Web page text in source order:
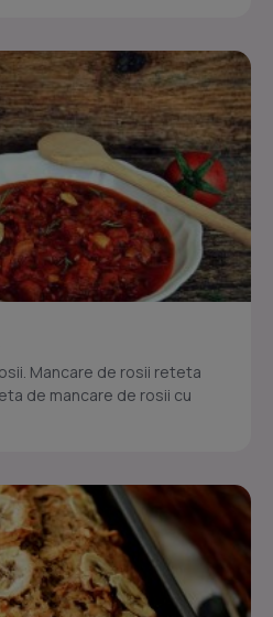
Mancare de rosii reteta
de mancare de rosii cu